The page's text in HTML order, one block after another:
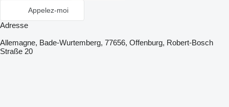
Appelez-moi
Adresse
Allemagne, Bade-Wurtemberg, 77656, Offenburg, Robert-Bosch
Straße 20